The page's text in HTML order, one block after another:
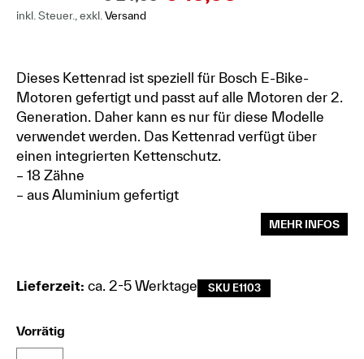
inkl. Steuer., exkl. Versand
Dieses Kettenrad ist speziell für Bosch E-Bike-
Motoren gefertigt und passt auf alle Motoren der 2.
Generation. Daher kann es nur für diese Modelle
verwendet werden. Das Kettenrad verfügt über
einen integrierten Kettenschutz.
– 18 Zähne
– aus Aluminium gefertigt
MEHR INFOS
Lieferzeit: ca. 2-5 Werktage SKU E1103
Vorrätig